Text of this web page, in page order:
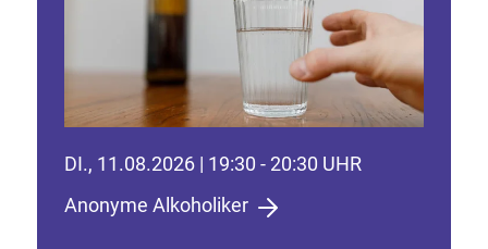
DI., 11.08.2026 | 19:30 - 20:30 UHR
Anonyme Alkoholiker